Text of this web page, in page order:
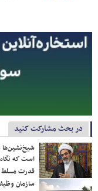
در بحث مشارکت کنید
شیخ‌نشین‌ها
است که
قدرت
سازمان